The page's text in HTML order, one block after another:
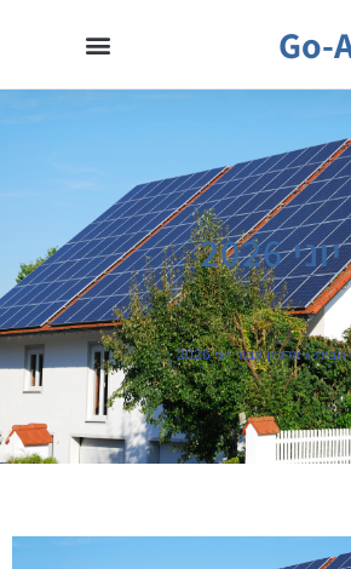
Go-
יוני 2026
הבית»ארכיון עבור יוני 2026